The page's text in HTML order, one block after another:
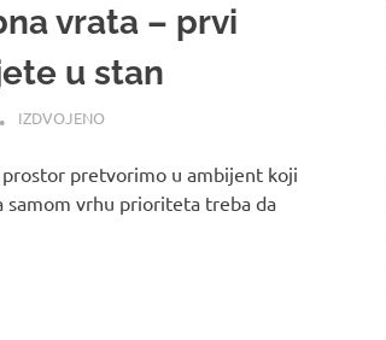
vrata – prvi
u stan
IZDVOJENO
pretvorimo u ambijent koji
samom vrhu prioriteta treba da